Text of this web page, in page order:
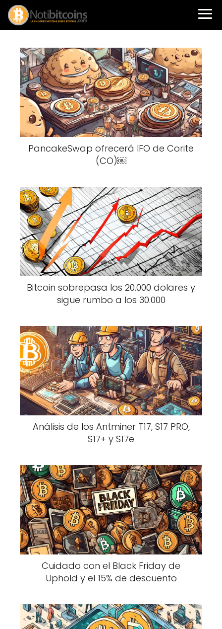
PancakeSwap ofrecerá IFO de Corite
(CO)￼
Bitcoin sobrepasa los 20.000 dolares y
sigue rumbo a los 30.000
Análisis de los Antminer T17, S17 PRO,
S17+ y S17e
Cuidado con el Black Friday de
Uphold y el 15% de descuento